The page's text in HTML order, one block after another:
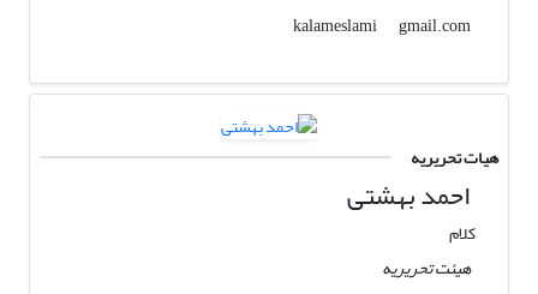
kalameslami
gmail.com
هیات تحریریه
احمد بهشتی
کلام
هیئت تحریریه